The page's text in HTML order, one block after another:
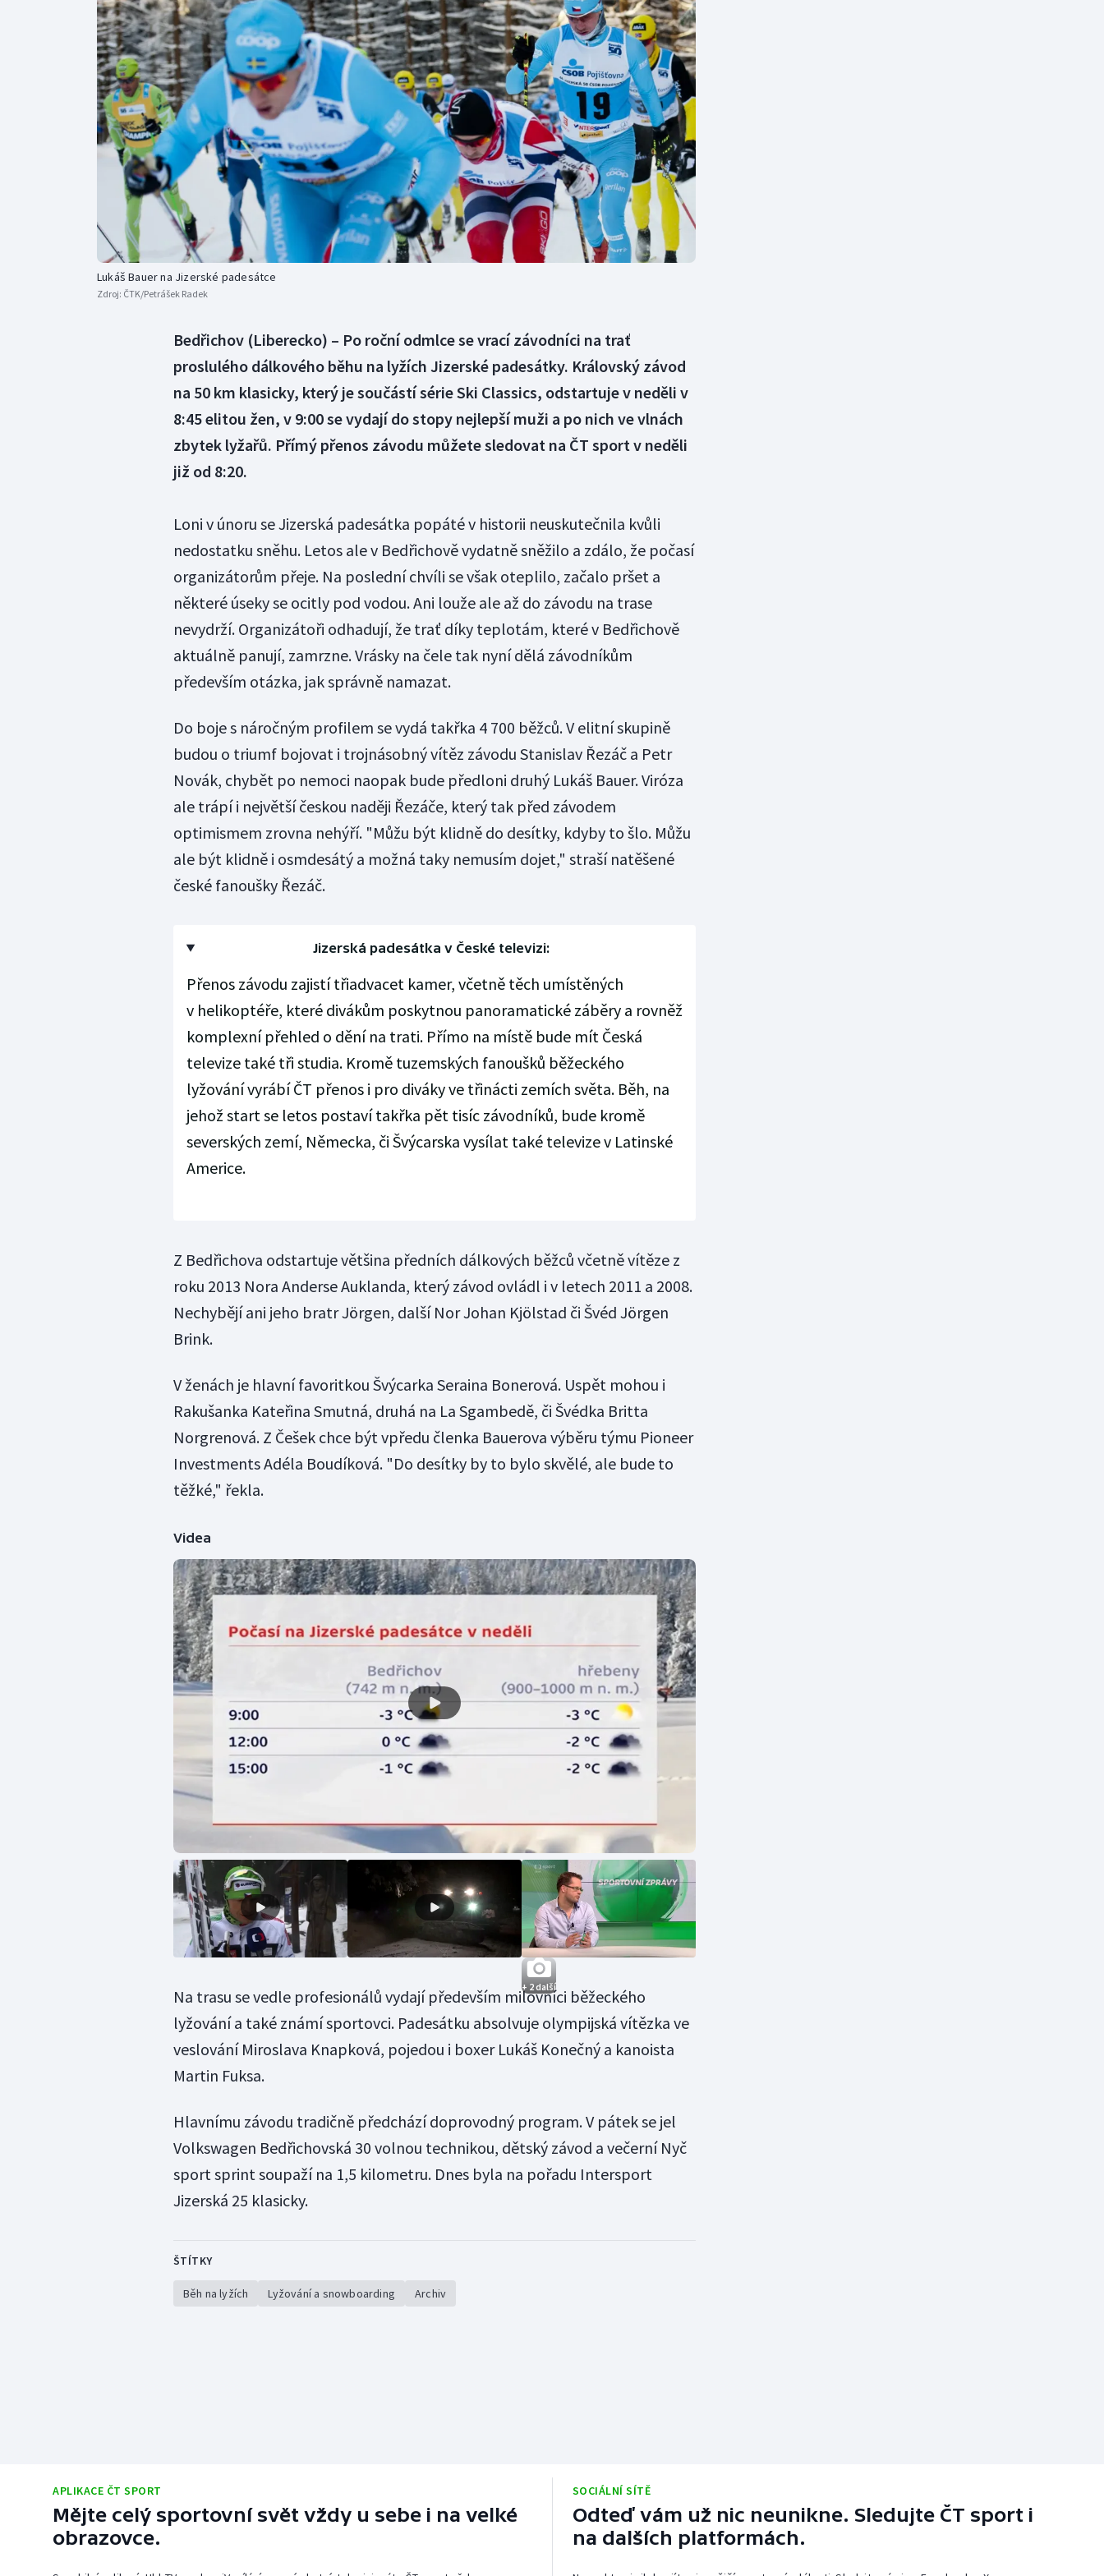
Curling
Dostihy
Florbal
Futsal
Golf
Gymnastika
Moderní pětiboj
Motorsport
Olympijské hry
Parasport
Plavání
Plážový volejbal
Triatlon
Veslování
Vodní slalom
Volejbal
Ostatní
Lukáš Bauer na Jizerské padesátce
Zdroj: ČTK/Petrášek Radek
Bedřichov (Liberecko) – Po roční odmlce se vrací závodníci na trať
proslulého dálkového běhu na lyžích Jizerské padesátky. Královský závod
na 50 km klasicky, který je součástí série Ski Classics, odstartuje v neděli v
8:45 elitou žen, v 9:00 se vydají do stopy nejlepší muži a po nich ve vlnách
zbytek lyžařů. Přímý přenos závodu můžete sledovat na ČT sport v neděli
již od 8:20.
Loni v únoru se Jizerská padesátka popáté v historii neuskutečnila kvůli
nedostatku sněhu. Letos ale v Bedřichově vydatně sněžilo a zdálo, že počasí
organizátorům přeje. Na poslední chvíli se však oteplilo, začalo pršet a
některé úseky se ocitly pod vodou. Ani louže ale až do závodu na trase
nevydrží. Organizátoři odhadují, že trať díky teplotám, které v Bedřichově
aktuálně panují, zamrzne. Vrásky na čele tak nyní dělá závodníkům
především otázka, jak správně namazat.
Do boje s náročným profilem se vydá takřka 4 700 běžců. V elitní skupině
budou o triumf bojovat i trojnásobný vítěz závodu Stanislav Řezáč a Petr
Novák, chybět po nemoci naopak bude předloni druhý Lukáš Bauer. Viróza
ale trápí i největší českou naději Řezáče, který tak před závodem
optimismem zrovna nehýří. "Můžu být klidně do desítky, kdyby to šlo. Můžu
ale být klidně i osmdesátý a možná taky nemusím dojet," straší natěšené
české fanoušky Řezáč.
Jizerská padesátka v České televizi:
Přenos závodu zajistí třiadvacet kamer, včetně těch umístěných
v helikoptéře, které divákům poskytnou panoramatické záběry a rovněž
komplexní přehled o dění na trati. Přímo na místě bude mít Česká
televize také tři studia. Kromě tuzemských fanoušků běžeckého
lyžování vyrábí ČT přenos i pro diváky ve třinácti zemích světa. Běh, na
jehož start se letos postaví takřka pět tisíc závodníků, bude kromě
severských zemí, Německa, či Švýcarska vysílat také televize v Latinské
Americe.
Z Bedřichova odstartuje většina předních dálkových běžců včetně vítěze z
roku 2013 Nora Anderse Auklanda, který závod ovládl i v letech 2011 a 2008.
Nechybějí ani jeho bratr Jörgen, další Nor Johan Kjölstad či Švéd Jörgen
Brink.
V ženách je hlavní favoritkou Švýcarka Seraina Bonerová. Uspět mohou i
Rakušanka Kateřina Smutná, druhá na La Sgambedě, či Švédka Britta
Norgrenová. Z Češek chce být vpředu členka Bauerova výběru týmu Pioneer
Investments Adéla Boudíková. "Do desítky by to bylo skvělé, ale bude to
těžké," řekla.
Videa
+ 2 další
Na trasu se vedle profesionálů vydají především milovníci běžeckého
lyžování a také známí sportovci. Padesátku absolvuje olympijská vítězka ve
veslování Miroslava Knapková, pojedou i boxer Lukáš Konečný a kanoista
Martin Fuksa.
Hlavnímu závodu tradičně předchází doprovodný program. V pátek se jel
Volkswagen Bedřichovská 30 volnou technikou, dětský závod a večerní Nyč
sport sprint soupaží na 1,5 kilometru. Dnes byla na pořadu Intersport
Jizerská 25 klasicky.
ŠTÍTKY
Běh na lyžích Lyžování a snowboarding Archiv
APLIKACE ČT SPORT
Mějte celý sportovní svět vždy u sebe i na velké
obrazovce.
SOCIÁLNÍ SÍTĚ
Odteď vám už nic neunikne. Sledujte ČT sport i
na dalších platformách.